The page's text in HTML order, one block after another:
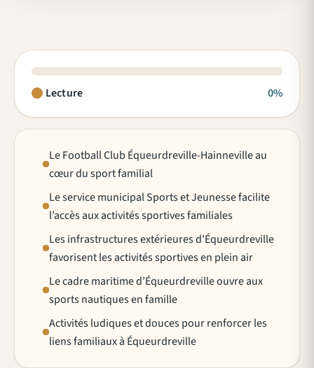
Lecture 0%
Le Football Club Équeurdreville-Hainneville au
cœur du sport familial
Le service municipal Sports et Jeunesse facilite
l’accès aux activités sportives familiales
Les infrastructures extérieures d’Équeurdreville
favorisent les activités sportives en plein air
Le cadre maritime d’Équeurdreville ouvre aux
sports nautiques en famille
Activités ludiques et douces pour renforcer les
liens familiaux à Équeurdreville